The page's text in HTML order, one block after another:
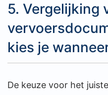
5. Vergelijking
kies je
De keuze voor het